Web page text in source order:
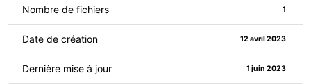
Nombre de fichiers 1
Date de création 12 avril 2023
Dernière mise à jour 1 juin 2023